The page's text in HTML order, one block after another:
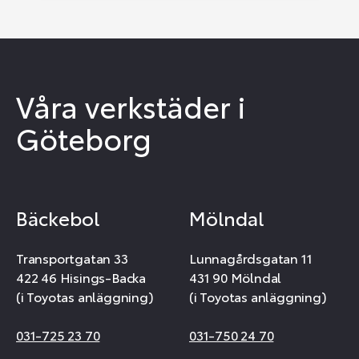
Våra verkstäder i
Göteborg
Bäckebol
Transportgatan 33
422 46 Hisings-Backa
(i Toyotas anläggning)
031-725 23 70
Mölndal
Lunnagårdsgatan 11
431 90 Mölndal
(i Toyotas anläggning)
031-750 24 70